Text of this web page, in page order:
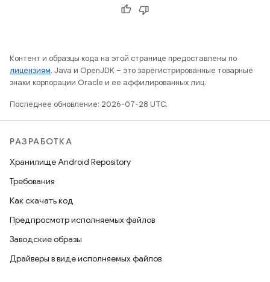
Контент и образцы кода на этой странице предоставлены по
лицензиям. Java и OpenJDK – это зарегистрированные товарные
знаки корпорации Oracle и ее аффилированных лиц.
Последнее обновление: 2026-07-28 UTC.
РАЗРАБОТКА
Хранилище Android Repository
Требования
Как скачать код
Предпросмотр исполняемых файлов
Заводские образы
Драйверы в виде исполняемых файлов